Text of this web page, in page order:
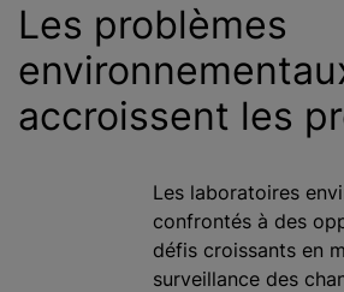
Les problèmes
accroissent les
Les laboratoires
confrontés à des
défis croissants en
surveillance des